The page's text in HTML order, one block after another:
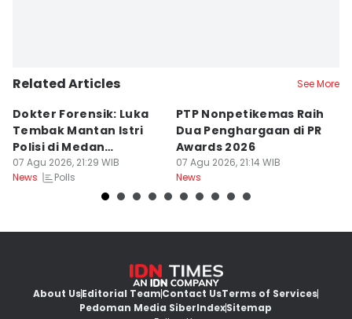
Related Articles See More
Dokter Forensik: Luka
Tembak Mantan Istri
Polisi di Medan
Berkarakter Tempel
07 Agu 2026, 21:29 WIB
News
Polls
PTP Nonpetikemas Raih
Dua Penghargaan di PR
Awards 2026
07 Agu 2026, 21:14 WIB
News
About UsEditorial TeamContact UsTerms of Services
Pedoman Media SiberIndexSitemap